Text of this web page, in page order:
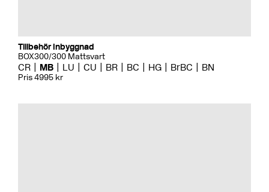
Tillbehör Inbyggnad
BOX300/300 Mattsvart
CR MB LU CU BR BC HG BrBC BN
Pris 4995 kr